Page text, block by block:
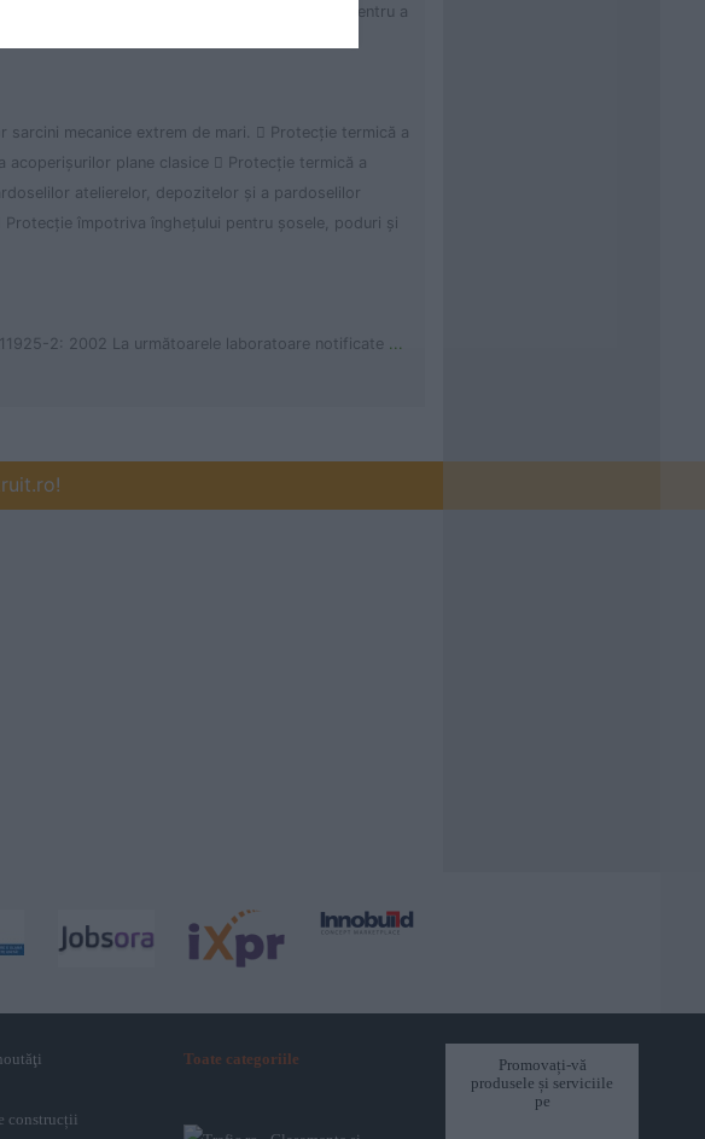
cu suprafaţă lisă şi muchii în forma literei “L” pentru a
sarcini mecanice extrem de mari.  Protecţie termică a
plane clasice  Protecţie termică a
atelierelor, depozitelor şi a pardoselilor
împotriva îngheţului pentru şosele, poduri şi
2: 2002 La următoarele laboratoare notificate ...
construcții
Toate categoriile
Promovați-vă
produsele și serviciile
pe